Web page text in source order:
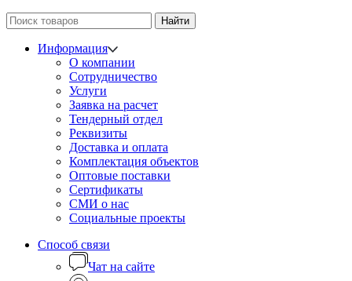
Найти
Информация
О компании
Сотрудничество
Услуги
Заявка на расчет
Тендерный отдел
Реквизиты
Доставка и оплата
Комплектация объектов
Оптовые поставки
Сертификаты
СМИ о нас
Социальные проекты
Способ связи
Чат на сайте